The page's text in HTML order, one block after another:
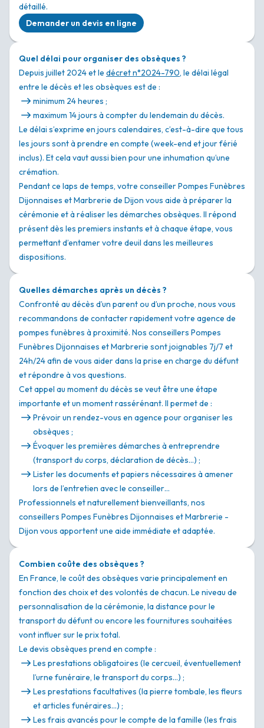
détaillé.
Demander un devis en ligne
Quel délai pour organiser des obsèques ?
Depuis juillet 2024 et le décret n°2024-790, le délai légal
entre le décès et les obsèques est de :
minimum 24 heures ;
maximum 14 jours à compter du lendemain du décès.
Le délai s’exprime en jours calendaires, c’est-à-dire que tous
les jours sont à prendre en compte (week-end et jour férié
inclus). Et cela vaut aussi bien pour une inhumation qu’une
crémation.
Pendant ce laps de temps, votre conseiller Pompes Funèbres
Dijonnaises et Marbrerie de Dijon vous aide à préparer la
cérémonie et à réaliser les démarches obsèques. Il répond
présent dès les premiers instants et à chaque étape, vous
permettant d’entamer votre deuil dans les meilleures
dispositions.
Quelles démarches après un décès ?
Confronté au décès d’un parent ou d’un proche, nous vous
recommandons de contacter rapidement votre agence de
pompes funèbres à proximité. Nos conseillers Pompes
Funèbres Dijonnaises et Marbrerie sont joignables 7j/7 et
24h/24 afin de vous aider dans la prise en charge du défunt
et répondre à vos questions.
Cet appel au moment du décès se veut être une étape
importante et un moment rassérénant. Il permet de :
Prévoir un rendez-vous en agence pour organiser les
obsèques ;
Évoquer les premières démarches à entreprendre
(transport du corps, déclaration de décès…) ;
Lister les documents et papiers nécessaires à amener
lors de l’entretien avec le conseiller…
Professionnels et naturellement bienveillants, nos
conseillers Pompes Funèbres Dijonnaises et Marbrerie -
Dijon vous apportent une aide immédiate et adaptée.
Combien coûte des obsèques ?
En France, le coût des obsèques varie principalement en
fonction des choix et des volontés de chacun. Le niveau de
personnalisation de la cérémonie, la distance pour le
transport du défunt ou encore les fournitures souhaitées
vont influer sur le prix total.
Le devis obsèques prend en compte :
Les prestations obligatoires (le cercueil, éventuellement
l’urne funéraire, le transport du corps…) ;
Les prestations facultatives (la pierre tombale, les fleurs
et articles funéraires…) ;
Les frais avancés pour le compte de la famille (les frais